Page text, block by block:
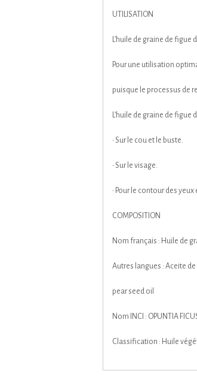
UTILISATION
L’huile de graine de
Pour une utilisation
puisque le processus de
L’huile de graine de
• Sur le cou et le buste.
• Sur le visage.
• Pour le contour des yeux
COMPOSITION
Nom français : Huile de
Autres langues : Aceite
pear seed oil
Nom INCI : OPUNTIA
Classification : Huile